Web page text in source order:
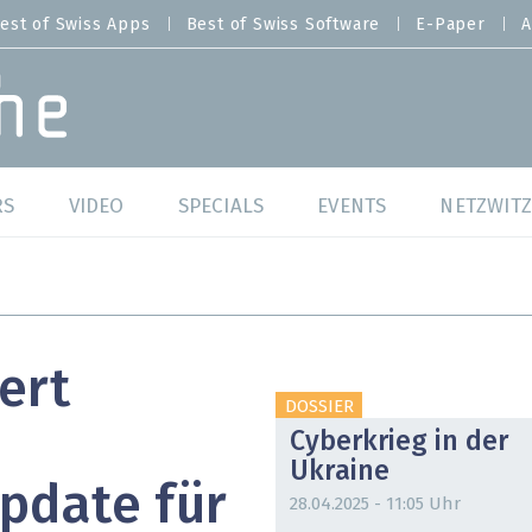
of Swiss Apps Best of Swiss Software E-Paper
Swiss Software
Hana
VIDEO SPECIALS
Cybersecurity
Cloud & Managed Services
EVENTS
Best of Swiss
für
DOSSIER
Cyberkrieg in der
Ukraine
28.04.2025 - 11:05 Uhr